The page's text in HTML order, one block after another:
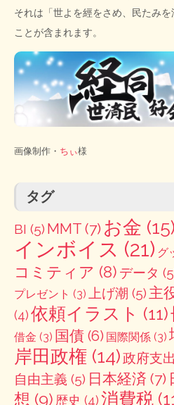
それは「世よを經をさめ、民たみ
ことが含まれます。
画像制作・ ちぃ様
タグ
BI (5) MMT (7) お金 (15)
インボイス (21) グ
コミティア (8) データ
プレゼント (3) 上げ潮 (5) 主
(4)依頼イラスト (11)
借金 (3) 国債 (6) 国際関係 (3)
岸田政権 (14)政府支出
自由主義 (5) 日本経済 (7)
想 (9) 歴史 (4)消費税